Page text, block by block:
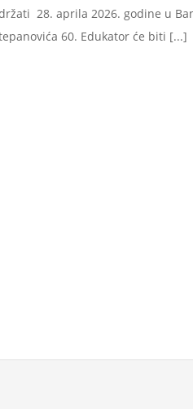
28. aprila 2026. godine u
60. Edukator će biti [...]